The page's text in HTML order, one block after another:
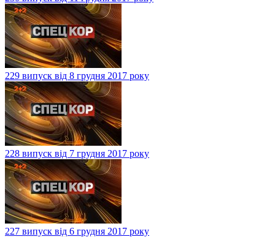
229 випуск від 8 грудня 2017 року
228 випуск від 7 грудня 2017 року
227 випуск від 6 грудня 2017 року